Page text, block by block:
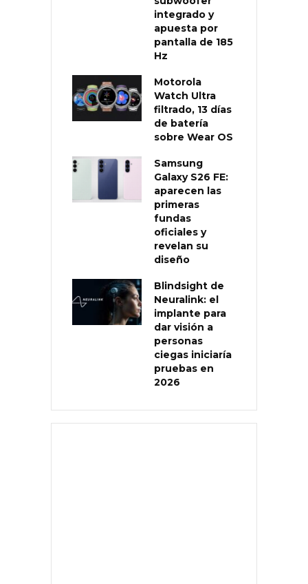
integrado y
apuesta por
pantalla de 185
Hz
Motorola
Watch Ultra
filtrado, 13 días
de batería
sobre Wear OS
Samsung
Galaxy S26 FE:
aparecen las
primeras
fundas
oficiales y
revelan su
diseño
Blindsight de
Neuralink: el
implante para
dar visión a
personas
ciegas iniciaría
pruebas en
2026